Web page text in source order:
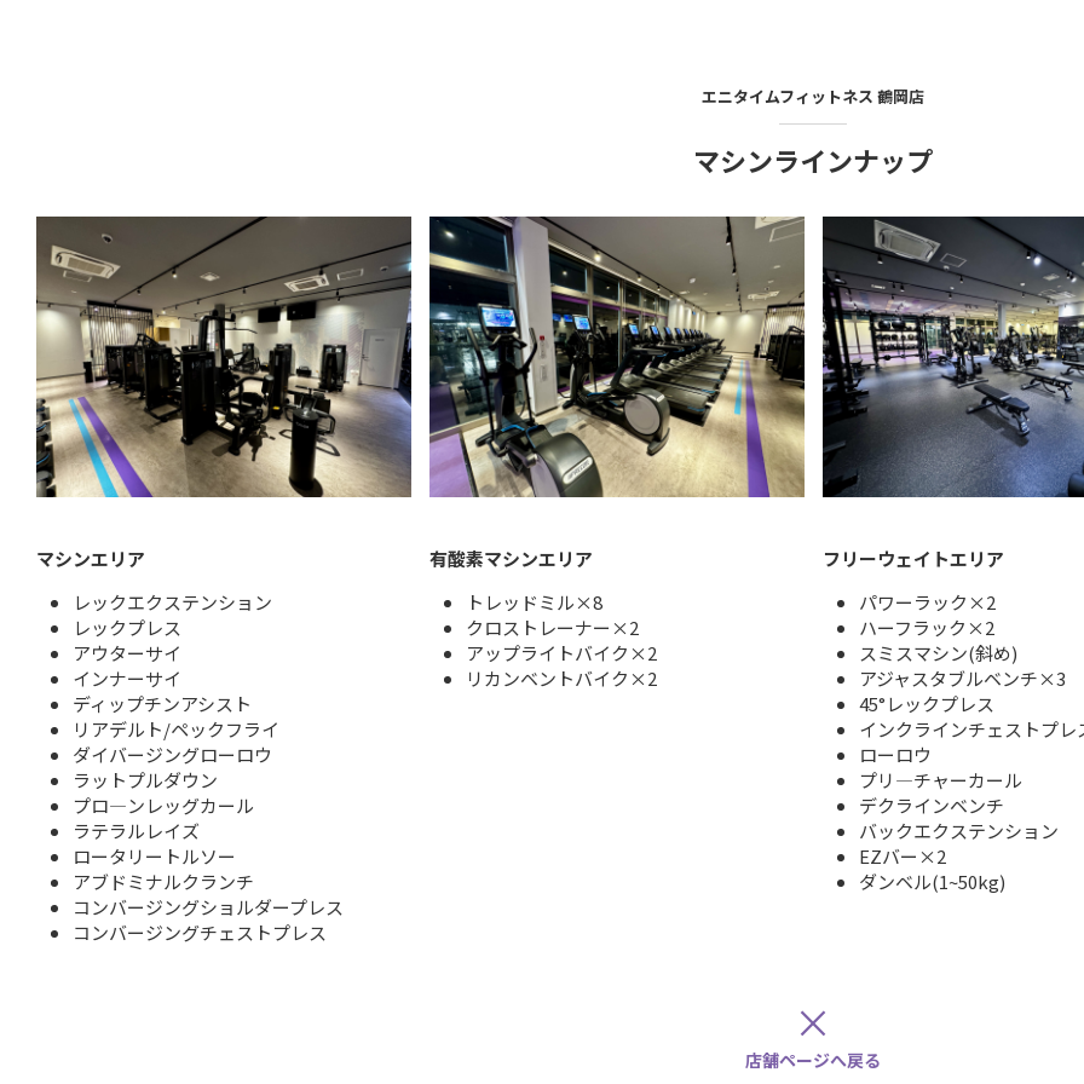
エニタイムフィットネス 鶴岡店
マシンラインナップ
マシンエリア
レックエクステンション
レックプレス
アウターサイ
インナーサイ
ディップチンアシスト
リアデルト/ペックフライ
ダイバージングローロウ
ラットプルダウン
プロ―ンレッグカール
ラテラルレイズ
ロータリートルソー
アブドミナルクランチ
コンバージングショルダープレス
コンバージングチェストプレス
有酸素マシンエリア
トレッドミル×8
クロストレーナー×2
アップライトバイク×2
リカンベントバイク×2
フリーウェイトエリア
パワーラック×2
ハーフラック×2
スミスマシン(斜め)
アジャスタブルベンチ×3
45°レックプレス
インクラインチェストプレ
ローロウ
プリ―チャーカール
デクラインベンチ
バックエクステンション
EZバー×2
ダンベル(1~50kg)
×
店舗ページへ戻る